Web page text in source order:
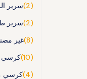
سرير
(2)
سرير
(2)
غير
(8)
كرسي
(10)
كرسي
(4)